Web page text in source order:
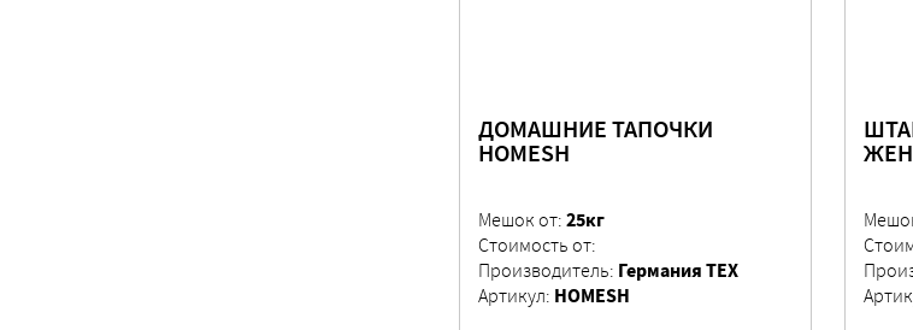
ДОМАШНИЕ ТАПОЧКИ
HOMESH
Мешок от: 25кг
Стоимость от:
Производитель: Германия ТЕХ
Артикул: HOMESH